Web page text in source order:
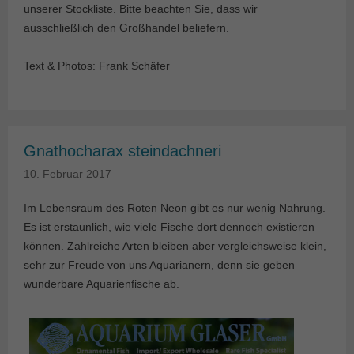
unserer Stockliste. Bitte beachten Sie, dass wir
ausschließlich den Großhandel beliefern.
Text & Photos: Frank Schäfer
Gnathocharax steindachneri
10. Februar 2017
Im Lebensraum des Roten Neon gibt es nur wenig Nahrung.
Es ist erstaunlich, wie viele Fische dort dennoch existieren
können. Zahlreiche Arten bleiben aber vergleichsweise klein,
sehr zur Freude von uns Aquarianern, denn sie geben
wunderbare Aquarienfische ab.